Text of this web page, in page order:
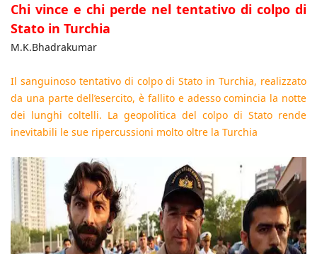
Chi vince e chi perde nel tentativo di colpo di
Stato in Turchia
M.K.Bhadrakumar
Il sanguinoso tentativo di colpo di Stato in Turchia, realizzato
da una parte dell’esercito, è fallito e adesso comincia la notte
dei lunghi coltelli. La geopolitica del colpo di Stato rende
inevitabili le sue ripercussioni molto oltre la Turchia